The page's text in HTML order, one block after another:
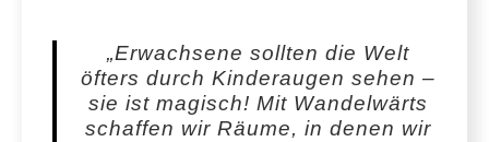
„Erwachsene sollten die Welt
öfters durch Kinderaugen sehen –
sie ist magisch! Mit Wandelwärts
schaffen wir Räume, in denen wir